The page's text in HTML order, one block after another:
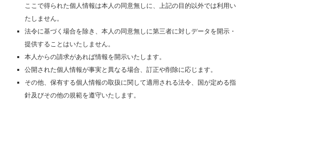
ここで得られた個人情報は本人の同意無しに、上記の目的以外では利用い
たしません。
法令に基づく場合を除き、本人の同意無しに第三者に対しデータを開示・
提供することはいたしません。
本人からの請求があれば情報を開示いたします。
公開された個人情報が事実と異なる場合、訂正や削除に応じます。
その他、保有する個人情報の取扱に関して適用される法令、国が定める指
針及びその他の規範を遵守いたします。